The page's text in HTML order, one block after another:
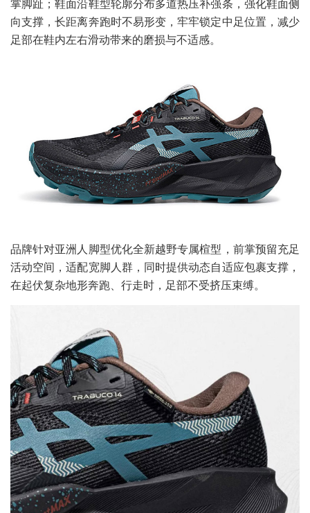
掌脚趾；鞋面沿鞋型轮廓分布多道热压补强条，强化鞋面侧
向支撑，长距离奔跑时不易形变，牢牢锁定中足位置，减少
足部在鞋内左右滑动带来的磨损与不适感。
品牌针对亚洲人脚型优化全新越野专属楦型，前掌预留充足
活动空间，适配宽脚人群，同时提供动态自适应包裹支撑，
在起伏复杂地形奔跑、行走时，足部不受挤压束缚。